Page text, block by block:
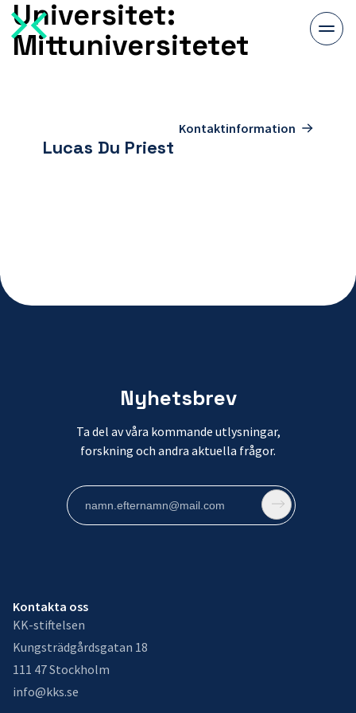
Växla
meny
Universitet:
Mittuniversitetet
Kontaktinformation
Lucas Du Priest
Nyhetsbrev
Ta del av våra kommande utlysningar,
forskning och andra aktuella frågor.
Kontakta oss
KK-stiftelsen
Kungsträdgårdsgatan 18
111 47 Stockholm
info@kks.se